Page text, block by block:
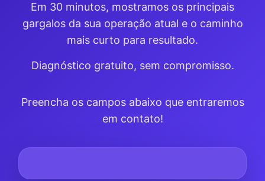
Em 30 minutos, mostramos os principais
gargalos da sua operação atual e o caminho
mais curto para resultado.
Diagnóstico gratuito, sem compromisso.
Preencha os campos abaixo que entraremos
em contato!